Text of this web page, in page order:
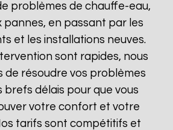
problèmes de chauffe-eau,
pannes, en passant par les
et les installations neuves.
sont rapides, nous
de résoudre vos problèmes
brefs délais pour que vous
votre confort et votre
tarifs sont compétitifs et